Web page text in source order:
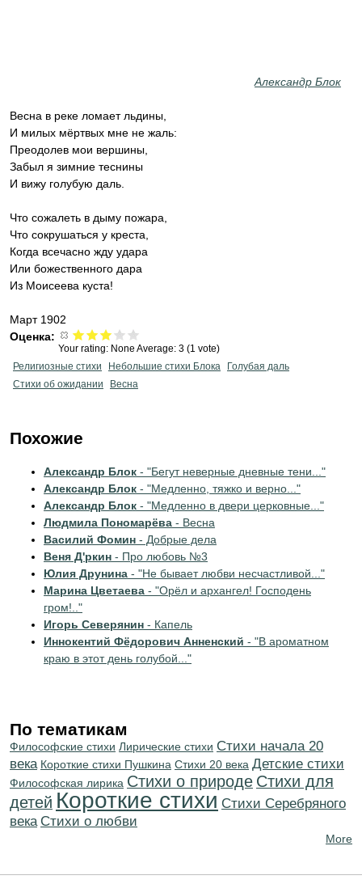
Александр Блок
Весна в реке ломает льдины,
И милых мёртвых мне не жаль:
Преодолев мои вершины,
Забыл я зимние теснины
И вижу голубую даль.
Что сожалеть в дыму пожара,
Что сокрушаться у креста,
Когда всечасно жду удара
Или божественного дара
Из Моисеева куста!
Март 1902
Оценка:
Your rating: None Average: 3 (1 vote)
Религиозные стихи
Небольшие стихи Блока
Голубая даль
Стихи об ожидании
Весна
Похожие
Александр Блок - "Бегут неверные дневные тени..."
Александр Блок - "Медленно, тяжко и верно..."
Александр Блок - "Медленно в двери церковные..."
Людмила Пономарёва - Весна
Василий Фомин - Добрые дела
Веня Д'ркин - Про любовь №3
Юлия Друнина - "Не бывает любви несчастливой..."
Марина Цветаева - "Орёл и архангел! Господень
гром!.."
Игорь Северянин - Капель
Иннокентий Фёдорович Анненский - "В ароматном
краю в этот день голубой..."
По тематикам
Философские стихи Лирические стихи Cтихи начала 20
века Короткие стихи Пушкина Стихи 20 века Детские стихи
Философская лирика Стихи о природе Стихи для
детей Короткие стихи Cтихи Серебряного
века Стихи о любви
More